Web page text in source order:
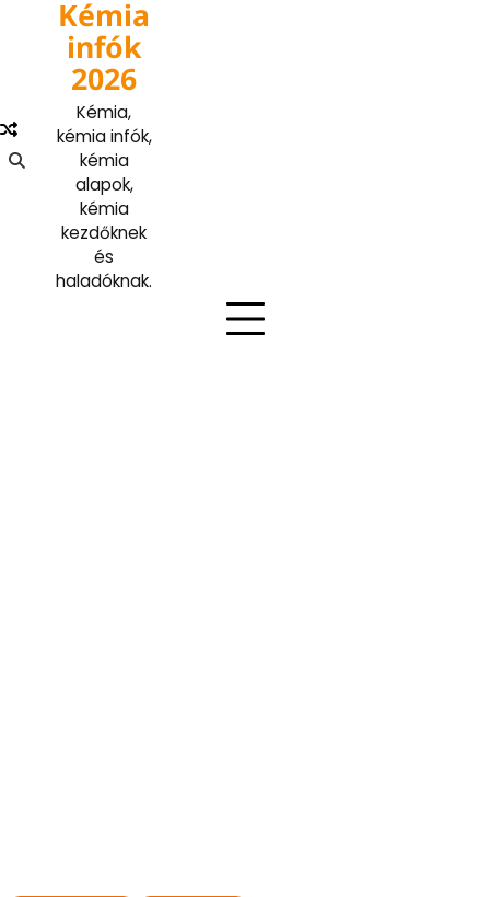
Kémia
infók
2026
Kémia,
kémia infók,
kémia
alapok,
kémia
kezdőknek
és
haladóknak.